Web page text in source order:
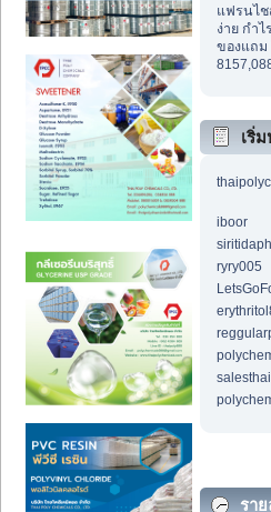
แฟรนไ
ง่าย กำไ
ของแถม
เริ่
iboor
ryry005
รา